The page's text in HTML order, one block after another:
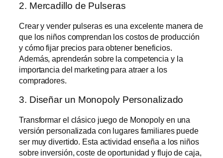
2. Mercadillo de Pulseras
Crear y vender pulseras es una excelente manera de
que los niños comprendan los costos de producción
y cómo fijar precios para obtener beneficios.
Además, aprenderán sobre la competencia y la
importancia del marketing para atraer a los
compradores.
3. Diseñar un Monopoly Personalizado
Transformar el clásico juego de Monopoly en una
versión personalizada con lugares familiares puede
ser muy divertido. Esta actividad enseña a los niños
sobre inversión, coste de oportunidad y flujo de caja,